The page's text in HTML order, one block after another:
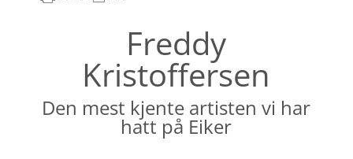
Freddy
Kristoffersen
Den mest kjente artisten vi har
hatt på Eiker